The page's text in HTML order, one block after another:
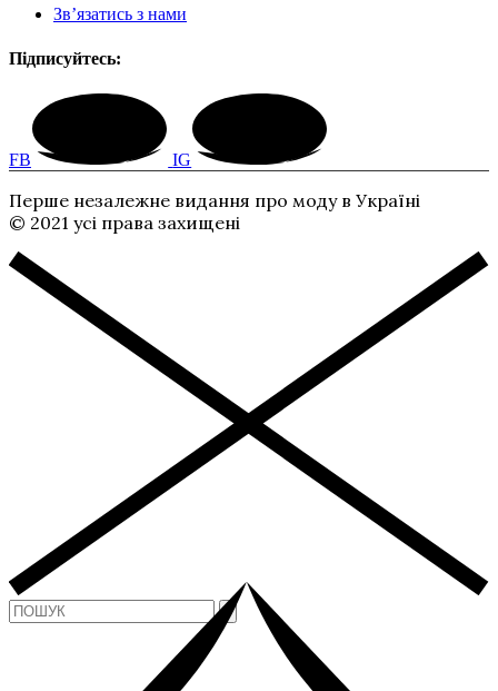
Зв’язатись з нами
Підписуйтесь:
FB IG
Перше незалежне видання про моду в Україні
© 2021 усі права захищені